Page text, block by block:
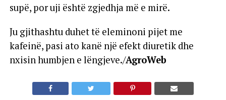
supë, por uji është zgjedhja më e mirë.
Ju gjithashtu duhet të eleminoni pijet me
kafeinë, pasi ato kanë një efekt diuretik dhe
nxisin humbjen e lëngjeve./AgroWeb